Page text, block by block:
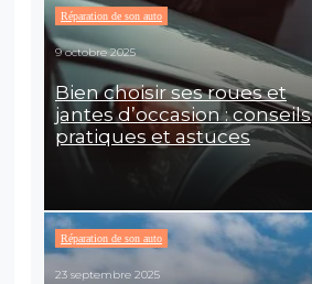
Réparation de son auto
9 octobre 2025
Bien choisir ses roues et
jantes d’occasion : conseils
pratiques et astuces
Réparation de son auto
23 septembre 2025